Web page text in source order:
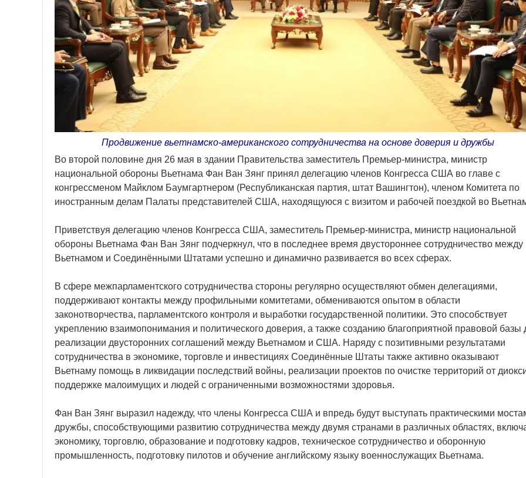
Продвижение вьетнамско-американского сотрудничества на основе доверия и дружбы
Во второй половине дня 26 мая в здании Правительства заместитель Премьер-министра, министр
национальной обороны Вьетнама Фан Ван Зянг принял делегацию членов Конгресса США во главе с
конгрессменом Майклом Баумгартнером (Республиканская партия, штат Вашингтон), членом Комитета по
иностранным делам Палаты представителей США, находящуюся с визитом и рабочей поездкой во
Приветствуя делегацию членов Конгресса США, заместитель Премьер-министра, министр национальной
обороны Вьетнама Фан Ван Зянг подчеркнул, что в последнее время двустороннее сотрудничество между
Вьетнамом и Соединёнными Штатами успешно и динамично развивается во всех сферах.
В сфере межпарламентского сотрудничества стороны регулярно осуществляют обмен делегациями,
поддерживают контакты между профильными комитетами, обмениваются опытом в области
законотворчества, парламентского контроля и выработки государственной политики. Это способствует
укреплению взаимопонимания и политического доверия, а также созданию благоприятной правовой базы
реализации двусторонних соглашений между Вьетнамом и США. Наряду с позитивными результатами
сотрудничества в экономике, торговле и инвестициях Соединённые Штаты также активно оказывают
Вьетнаму помощь в ликвидации последствий войны, реализации проектов по очистке территорий от
поддержке малоимущих и людей с ограниченными возможностями здоровья.
Фан Ван Зянг выразил надежду, что члены Конгресса США и впредь будут выступать практическими
дружбы, способствующими развитию сотрудничества между двумя странами в различных областях,
экономику, торговлю, образование и подготовку кадров, техническое сотрудничество и оборонную
промышленность, подготовку пилотов и обучение английскому языку военнослужащих Вьетнама.